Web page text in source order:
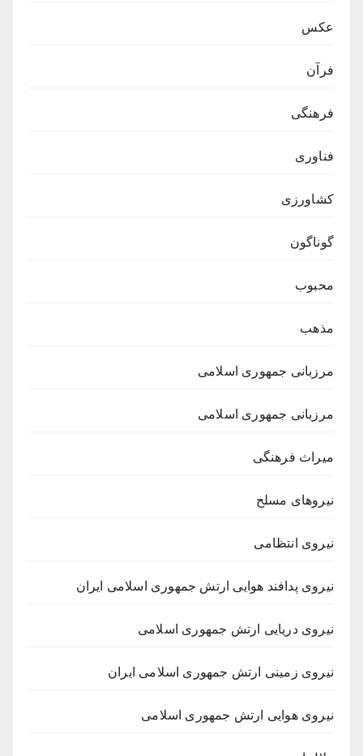
عکس
فرآن
فرهنگی
فناوری
کشاورزی
گوناگون
محبوب
مذهب
مرزبانی جمهوری اسلامی
مرزبانی جمهوری اسلامی
میراث فرهنگی
نیروهای مسلح
نیروی انتظامی
نیروی پدافند هوایی ارتش جمهوری اسلامی ایران
نیروی دریایی ارتش جمهوری اسلامی
نیروی زمینی ارتش جمهوری اسلامی ایران
نیروی هوایی ارتش جمهوری اسلامی